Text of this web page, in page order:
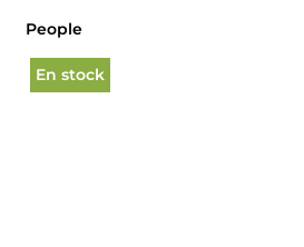
People
En stock